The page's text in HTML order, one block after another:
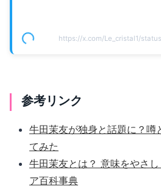
https://x.com/Le_cristal1/
参考リンク
牛田茉友が独身と話題に？噂
てみた
牛田茉友とは？ 意味をやさ
ア百科事典